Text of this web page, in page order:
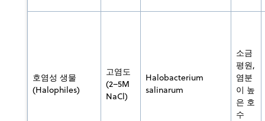
호염성 생물
(Halophiles)
고염도
(2–5M
NaCl)
Halobacterium
salinarum
소금
평원,
염분
이 높
은 호
수